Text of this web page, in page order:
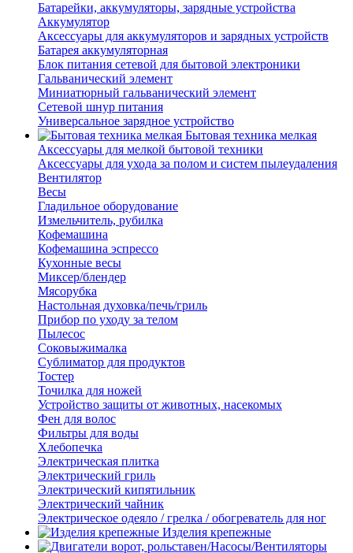
Батарейки, аккумуляторы, зарядные устройства
Аккумулятор
Аксессуары для аккумуляторов и зарядных устройств
Батарея аккумуляторная
Блок питания сетевой для бытовой электроники
Гальванический элемент
Миниатюрный гальванический элемент
Сетевой шнур питания
Универсальное зарядное устройство
Бытовая техника мелкая
Аксессуары для мелкой бытовой техники
Аксессуары для ухода за полом и систем пылеудаления
Вентилятор
Весы
Гладильное оборудование
Измельчитель, рубилка
Кофемашина
Кофемашина эспрессо
Кухонные весы
Миксер/блендер
Мясорубка
Настольная духовка/печь/гриль
Прибор по уходу за телом
Пылесос
Соковыжималка
Сублиматор для продуктов
Тостер
Точилка для ножей
Устройство защиты от животных, насекомых
Фен для волос
Фильтры для воды
Хлебопечка
Электрическая плитка
Электрический гриль
Электрический кипятильник
Электрический чайник
Электрическое одеяло / грелка / обогреватель для ног
Изделия крепежные